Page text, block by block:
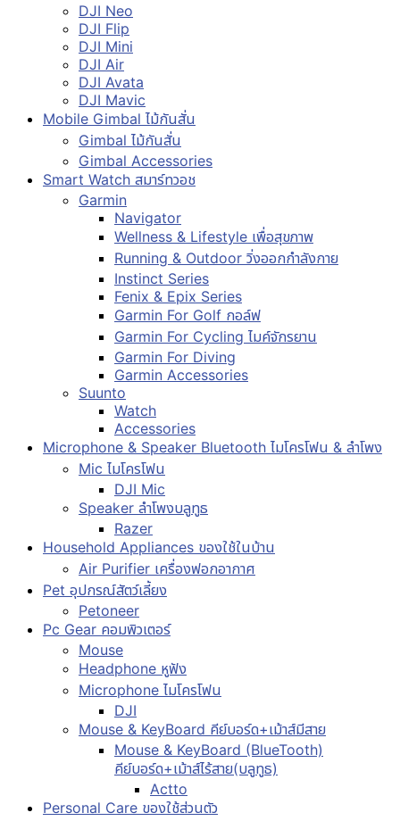
DJI Neo
DJI Flip
DJI Mini
DJI Air
DJI Avata
DJI Mavic
Mobile Gimbal ไม้กันสั่น
Gimbal ไม้กันสั่น
Gimbal Accessories
Smart Watch สมาร์ทวอช
Garmin
Navigator
Wellness & Lifestyle เพื่อสุขภาพ
Running & Outdoor วิ่งออกกำลังกาย
Instinct Series
Fenix & Epix Series
Garmin For Golf กอล์ฟ
Garmin For Cycling ไมค์จักรยาน
Garmin For Diving
Garmin Accessories
Suunto
Watch
Accessories
Microphone & Speaker Bluetooth ไมโครโฟน & ลำโพง
Mic ไมโครโฟน
DJI Mic
Speaker ลำโพงบลูทูธ
Razer
Household Appliances ของใช้ในบ้าน
Air Purifier เครื่องฟอกอากาศ
Pet อุปกรณ์สัตว์เลี้ยง
Petoneer
Pc Gear คอมพิวเตอร์
Mouse
Headphone หูฟัง
Microphone ไมโครโฟน
DJI
Mouse & KeyBoard คีย์บอร์ด+เม้าส์มีสาย
Mouse & KeyBoard (BlueTooth)
คีย์บอร์ด+เม้าส์ไร้สาย(บลูทูธ)
Actto
Personal Care ของใช้ส่วนตัว